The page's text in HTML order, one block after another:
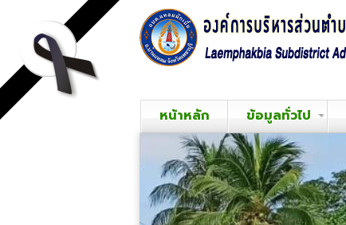
หน้าหลัก ข้อมูลทั่วไป